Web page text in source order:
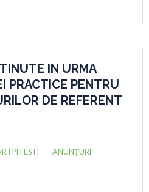
IN URMA
PRACTICE PENTRU
DE REFERENT
ANUNȚURI